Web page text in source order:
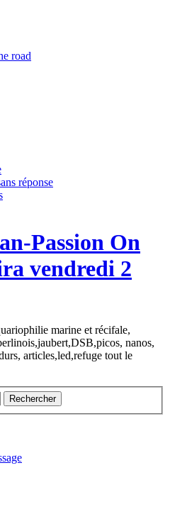
road
réponse
Passion On
vendredi 2
marine et récifale,
nanos,
articles,led,refuge tout le